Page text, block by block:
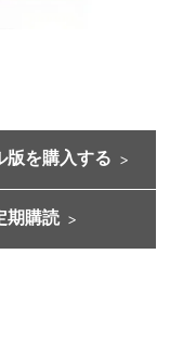
版を購入する
期購読